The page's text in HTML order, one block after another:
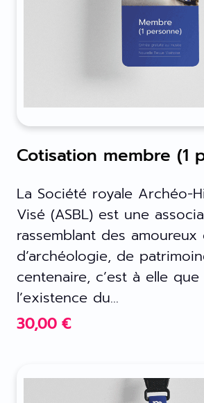
Cotisation membre (1
La Société royale Archéo-
Visé (ASBL) est une
rassemblant des amoureux
d’archéologie, de
centenaire, c’est à elle
l’existence du...
30,00 €